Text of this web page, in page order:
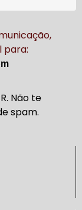
para:
Não te
spam.